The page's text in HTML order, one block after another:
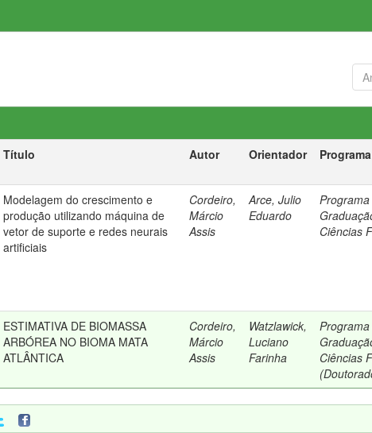
Título Autor Orientador Programa
Modelagem do crescimento e
produção utilizando máquina de
vetor de suporte e redes neurais
artificiais
Cordeiro,
Márcio
Assis
Arce, Julio
Eduardo
Ciências
ESTIMATIVA DE BIOMASSA
ARBÓREA NO BIOMA MATA
ATLÂNTICA
Cordeiro,
Márcio
Assis
Watzlawick,
Luciano
Farinha
Ciências